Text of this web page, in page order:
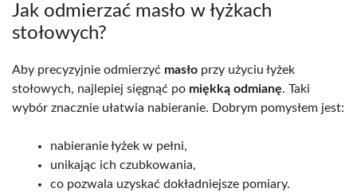
Jak odmierzać masło w łyżkach
stołowych?
Aby precyzyjnie odmierzyć masło przy użyciu łyżek
stołowych, najlepiej sięgnąć po miękką odmianę. Taki
wybór znacznie ułatwia nabieranie. Dobrym pomysłem jest:
nabieranie łyżek w pełni,
unikając ich czubkowania,
co pozwala uzyskać dokładniejsze pomiary.